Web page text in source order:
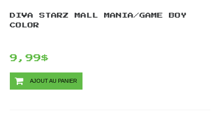
DIVA STARZ MALL MANIA/GAME BOY
COLOR
9,99$
AJOUT AU PANIER